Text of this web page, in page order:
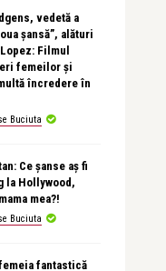
vedetă a
șansă”, alături
Filmul
femeilor și
încredere în
Buciuta
Ce șanse aș fi
la Hollywood,
mea?!
Buciuta
fantastică